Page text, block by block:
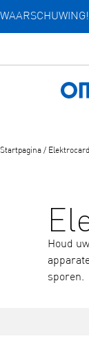
Overslaan
hoofdinhoud
Terug naar home
Startpagina /
Houd
sporen.